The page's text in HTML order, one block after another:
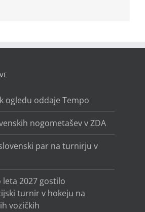
ogledu oddaje Tempo
nogometašev v ZDA
par na turnirju v
leta 2027 gostilo
turnir v hokeju na
vozičkih